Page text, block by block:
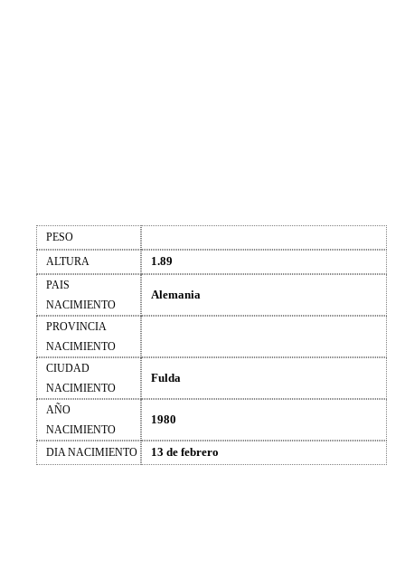
PESO
ALTURA
1.89
PAIS
NACIMIENTO
Alemania
PROVINCIA
NACIMIENTO
CIUDAD
NACIMIENTO
Fulda
AÑO
NACIMIENTO
1980
DIA NACIMIENTO 13 de febrero